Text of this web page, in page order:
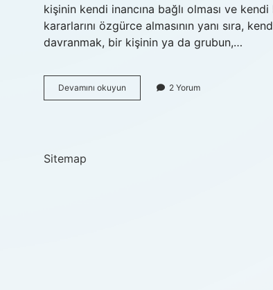
kişinin kendi inancına bağlı olması ve
kararlarını özgürce almasının yanı sıra,
davranmak, bir kişinin ya da grubun,…
Devamını okuyun
davranmak
2 Yorum
Sitemap